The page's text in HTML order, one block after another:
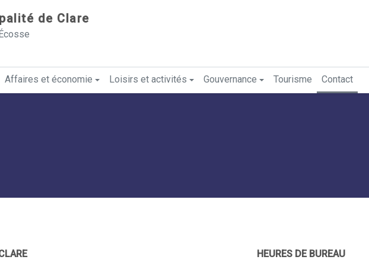
de Clare
Affaires et économie Loisirs et activités Gouvernance Tourisme Contact
HEURES DE BUREAU